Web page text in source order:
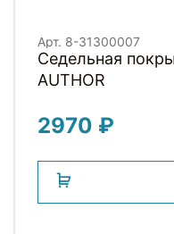
Арт. 8-31300007
Седельная покрышка ASD
AUTHOR
2970 ₽